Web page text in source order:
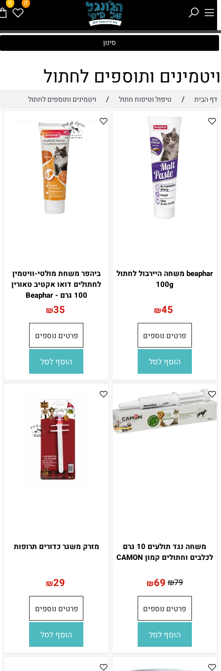
0 0
סינון
ותוספים לחתול
דף הבית / טיפול וטיפוח חתול / ויטמינים ותוספים לחתול
beaphar משחה היירבול לחתול
100g
₪45
פרטים נוספים
הוסף לסל
ביהפר משחת מולטי-וויטמין
לחתולים דואו אקטיב טאורין
100 גרם - Beaphar
₪35
פרטים נוספים
הוסף לסל
משחה נגד תולעים 10 גרם
לכלבים וחתולים קמון CAMON
₪79
₪69
פרטים נוספים
הוסף לסל
מזרק משגר כדורים תרופות
₪29
פרטים נוספים
הוסף לסל